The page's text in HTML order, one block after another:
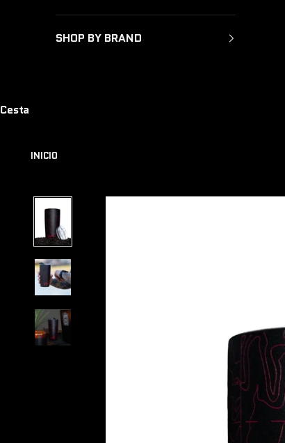
SHOP BY BRAND
Cesta
INICIO